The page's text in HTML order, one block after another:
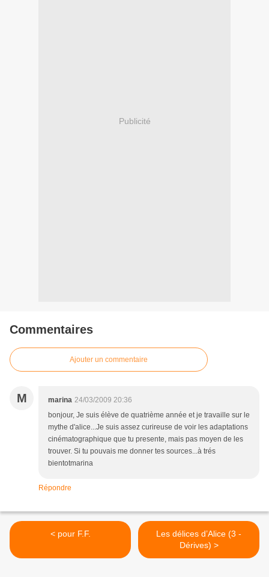
Publicité
Commentaires
Ajouter un commentaire
M marina 24/03/2009 20:36
bonjour, Je suis élève de quatrième année et je travaille sur le
mythe d'alice...Je suis assez curireuse de voir les adaptations
cinématographique que tu presente, mais pas moyen de les
trouver. Si tu pouvais me donner tes sources...à trés
bientotmarina
Répondre
< pour F.F.
Les délices d’Alice (3 -
Dérives) >